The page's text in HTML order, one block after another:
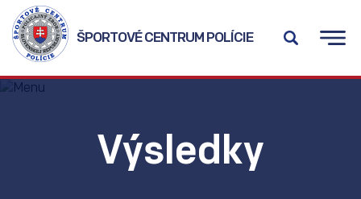
ŠPORTOVÉ CENTRUM POLÍCIE
Výsledky